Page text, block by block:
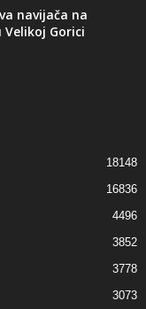
navijača na
Gorici
18148
16836
4496
3852
3778
3073